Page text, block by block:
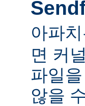
아파
면 커
파일
않을